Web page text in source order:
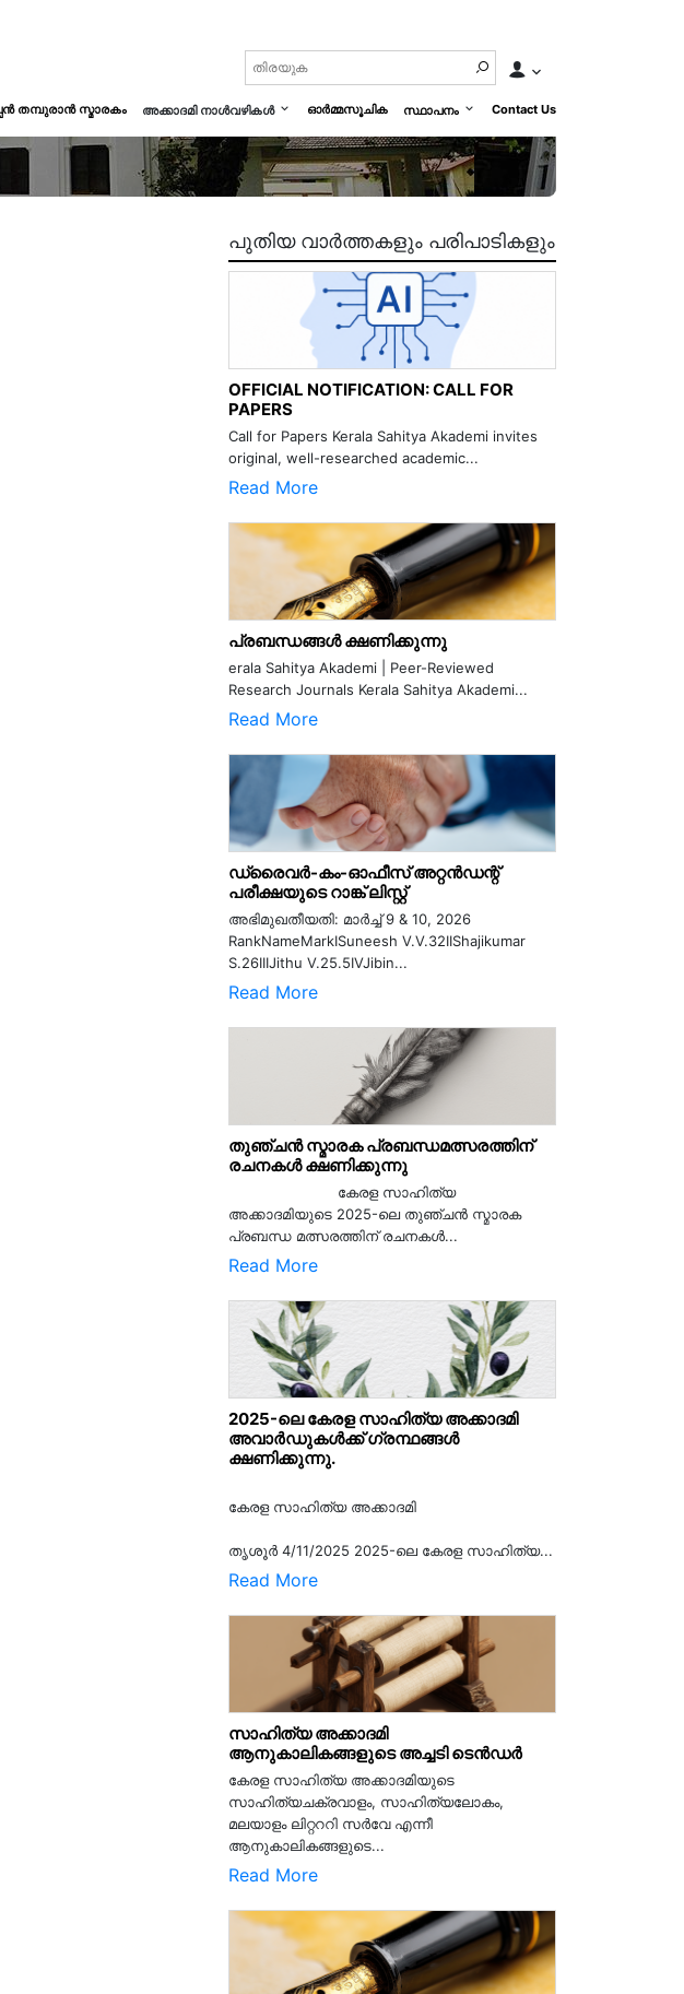
തമ്പുരാൻ സ്മാരകം അക്കാദമി നാൾവഴികൾ ഓർമ്മസൂചിക സ്ഥാപനം Contact Us
പുതിയ വാർത്തകളും പരിപാടികളും
OFFICIAL NOTIFICATION: CALL FOR
PAPERS
Call for Papers Kerala Sahitya Akademi invites
original, well-researched academic...
Read More
പ്രബന്ധങ്ങൾ ക്ഷണിക്കുന്നു
erala Sahitya Akademi | Peer-Reviewed
Research Journals Kerala Sahitya Akademi...
Read More
ഡ്രൈവർ-കം-ഓഫീസ് അറ്റൻഡന്റ്
പരീക്ഷയുടെ റാങ്ക് ലിസ്റ്റ്
അഭിമുഖതീയതി: മാർച്ച് 9 & 10, 2026
RankNameMarkISuneesh V.V.32IIShajikumar
S.26IIIJithu V.25.5IVJibin...
Read More
തുഞ്ചൻ സ്മാരക പ്രബന്ധമത്സരത്തിന്
രചനകൾ ക്ഷണിക്കുന്നു
കേരള സാഹിത്യ
അക്കാദമിയുടെ 2025-ലെ തുഞ്ചൻ സ്മാരക
പ്രബന്ധ മത്സരത്തിന് രചനകൾ...
Read More
2025-ലെ കേരള സാഹിത്യ അക്കാദമി
അവാർഡുകൾക്ക് ഗ്രന്ഥങ്ങൾ
ക്ഷണിക്കുന്നു.
കേരള സാഹിത്യ അക്കാദമി
തൃശൂര്‍ 4/11/2025 2025-ലെ കേരള സാഹിത്യ...
Read More
സാഹിത്യ അക്കാദമി
ആനുകാലികങ്ങളുടെ അച്ചടി ടെൻഡർ
കേരള സാഹിത്യ അക്കാദമിയുടെ
സാഹിത്യചക്രവാളം, സാഹിത്യലോകം,
മലയാളം ലിറ്റററി സർവേ എന്നീ
ആനുകാലികങ്ങളുടെ...
Read More